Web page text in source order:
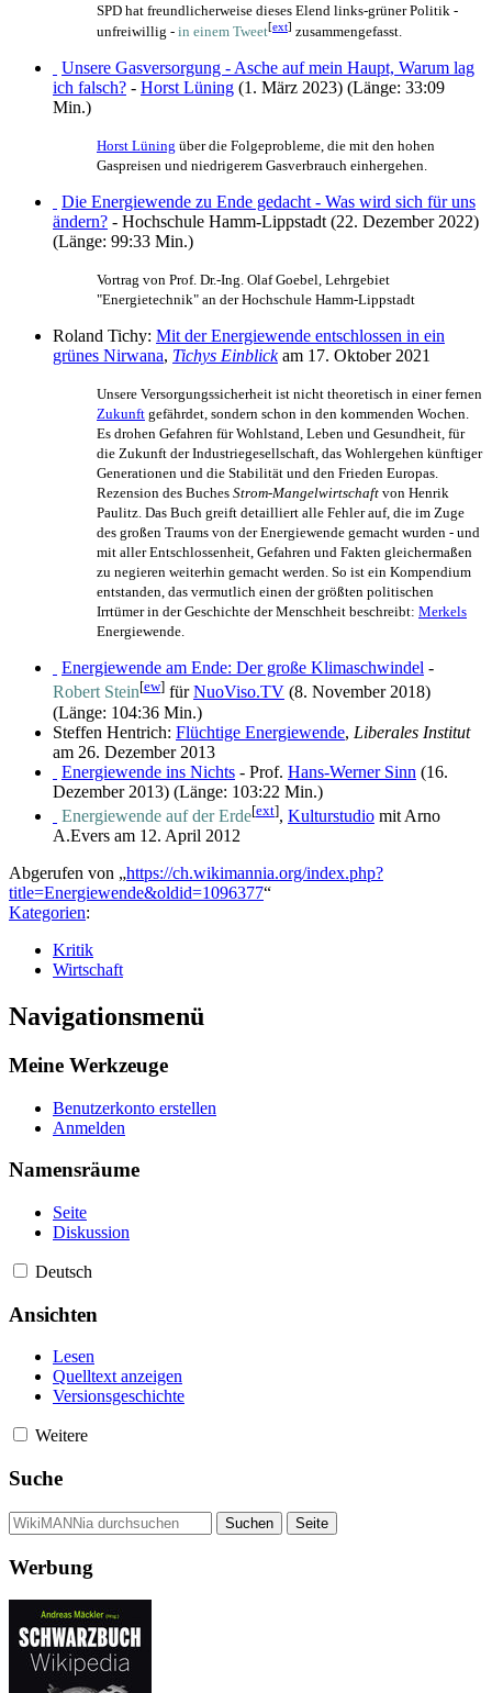
SPD hat freundlicherweise dieses Elend links-grüner Politik -
unfreiwillig - in einem Tweet[ext] zusammengefasst.
Unsere Gasversorgung - Asche auf mein Haupt, Warum lag
ich falsch? - Horst Lüning (1. März 2023) (Länge: 33:09
Min.)
Horst Lüning über die Folgeprobleme, die mit den hohen
Gaspreisen und niedrigerem Gasverbrauch einhergehen.
Die Energiewende zu Ende gedacht - Was wird sich für uns
ändern? - Hochschule Hamm-Lippstadt (22. Dezember 2022)
(Länge: 99:33 Min.)
Vortrag von Prof. Dr.-Ing. Olaf Goebel, Lehrgebiet
"Energietechnik" an der Hochschule Hamm-Lippstadt
Roland Tichy: Mit der Energiewende entschlossen in ein
grünes Nirwana, Tichys Einblickam 17. Oktober 2021
Unsere Versorgungssicherheit ist nicht theoretisch in einer fernen
Zukunft gefährdet, sondern schon in den kommenden Wochen.
Es drohen Gefahren für Wohlstand, Leben und Gesundheit, für
die Zukunft der Industrie­gesellschaft, das Wohlergehen künftiger
Generationen und die Stabilität und den Frieden Europas.
Rezension des Buches Strom-Mangelwirtschaft von Henrik
Paulitz. Das Buch greift detailliert alle Fehler auf, die im Zuge
des großen Traums von der Energiewende gemacht wurden - und
mit aller Entschlossenheit, Gefahren und Fakten gleichermaßen
zu negieren weiterhin gemacht werden. So ist ein Kompendium
entstanden, das vermutlich einen der größten politischen
Irrtümer in der Geschichte der Menschheit beschreibt: Merkels
Energiewende.
Energiewende am Ende: Der große Klimaschwindel -
Robert Stein[ew] fürNuoViso.TV (8. November 2018)
(Länge: 104:36 Min.)
Steffen Hentrich: Flüchtige Energiewende, Liberales Institut
am 26. Dezember 2013
Energiewende ins Nichts - Prof. Hans-Werner Sinn (16.
Dezember 2013) (Länge: 103:22 Min.)
Energiewende auf der Erde[ext], Kulturstudio mit Arno
A.Evers am 12. April 2012
Abgerufen von „https://ch.wikimannia.org/index.php?
title=Energiewende&oldid=1096377“
Kategorien:
Kritik
Wirtschaft
Navigationsmenü
Meine Werkzeuge
Benutzerkonto erstellen
Anmelden
Namensräume
Seite
Diskussion
Deutsch
Ansichten
Lesen
Quelltext anzeigen
Versionsgeschichte
Weitere
Suche
Werbung